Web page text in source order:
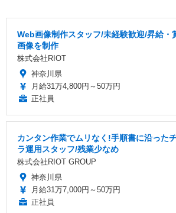
Web画像制作スタッフ/未経験歓迎/昇給・
画像を制作
株式会社RIOT
神奈川県
月給31万4,800円～50万円
正社員
カンタン作業でムリなく!手順書に沿った
ラ運用スタッフ/残業少なめ
株式会社RIOT GROUP
神奈川県
月給31万7,000円～50万円
正社員